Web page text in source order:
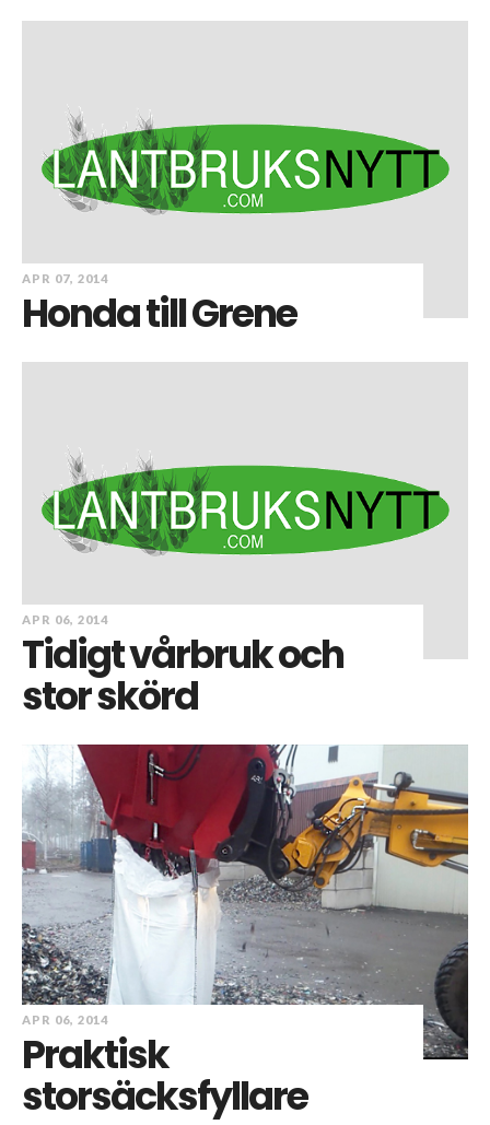
APR 07, 2014
Honda till Grene
APR 06, 2014
Tidigt vårbruk och
stor skörd
APR 06, 2014
Praktisk
storsäcksfyllare